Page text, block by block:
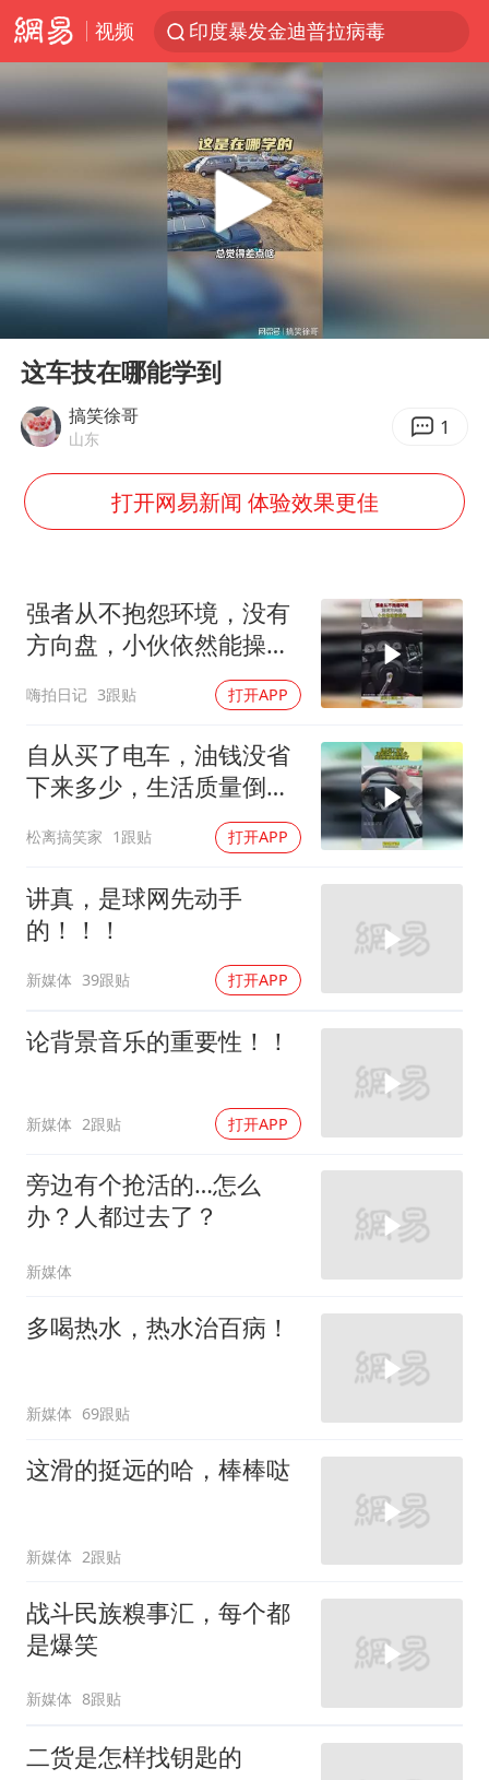
视频
印度暴发金迪普拉病毒
陕西柞水县突发泥石流致1死2失联
“梅姨”已是老年人 死刑或适用受限
“事业单位招聘不是人情买卖”
美国退回1000亿美元关税
南大数院院长疑辞职信里写不想干了
小伙靠AI减肥 45天瘦40斤进了ICU
新华社权威快报|我国编制完成新版全月地质图
中国经济展现强大韧性和活力
Play
00:00
这车技在哪能学到
搞笑徐哥
山东 1
打开网易新闻 体验效果更佳
强者从不抱怨环境，没有
方向盘，小伙依然能操
嗨拍日记 3跟贴 打开APP
自从买了电车，油钱没省
下来多少，生活质量倒是
松离搞笑家 1跟贴 打开APP
讲真，是球网先动手
的！！！
新媒体 39跟贴 打开APP
论背景音乐的重要性！！
新媒体 2跟贴 打开APP
旁边有个抢活的…怎么
办？人都过去了？
新媒体
多喝热水，热水治百病！
新媒体 69跟贴
这滑的挺远的哈，棒棒哒
新媒体 2跟贴
战斗民族糗事汇，每个都
是爆笑
新媒体 8跟贴
二货是怎样找钥匙的